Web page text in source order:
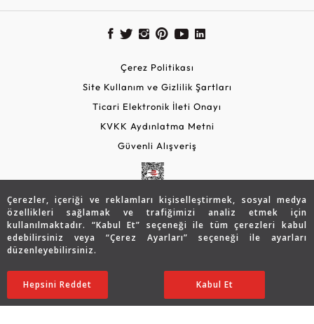
Çerezler, içeriği ve reklamları kişiselleştirmek, sosyal medya
özellikleri sağlamak ve trafiğimizi analiz etmek için
kullanılmaktadır. “Kabul Et” seçeneği ile tüm çerezleri kabul
edebilirsiniz veya “Çerez Ayarları” seçeneği ile ayarları
düzenleyebilirsiniz.
Ayarları Düzenle
Hepsini Reddet Kabul Et
65.364 TL
52.291TL
49.676 TL SATIN ALIN
Çerez Politikası
Site Kullanım ve Gizlilik Şartları
Ticari Elektronik İleti Onayı
KVKK Aydınlatma Metni
Güvenli Alışveriş
Copyright © 2026 Assos Pırlanta - Bu sitenin tüm hakları